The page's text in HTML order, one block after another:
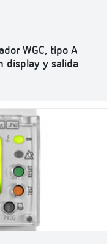
WGC, tipo A
display y salida